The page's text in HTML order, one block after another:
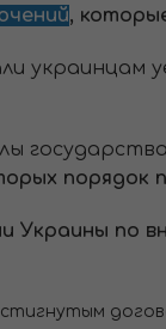
,
порядок
Украины по